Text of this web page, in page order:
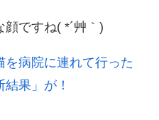
ですね( *´艸｀)
を病院に連れて行った
果」が！